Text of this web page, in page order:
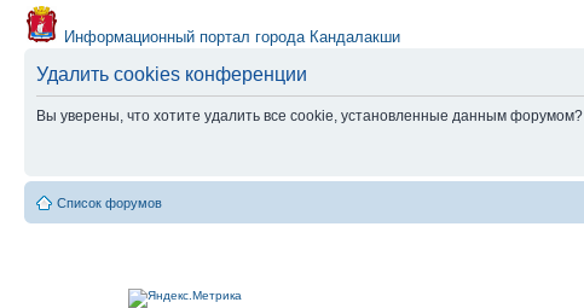
Информационный портал города Кандалакши
Удалить cookies конференции
Вы уверены, что хотите удалить все cookie, установленные данным форумом?
Список форумов